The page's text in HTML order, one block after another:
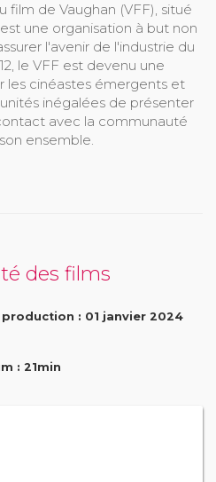
film de Vaughan (VFF), situé
une organisation à but non
l'avenir de l'industrie du
le VFF est devenu une
les cinéastes émergents et
inégalées de présenter
avec la communauté
ensemble.
des films
: 01 janvier 2024
: 21min